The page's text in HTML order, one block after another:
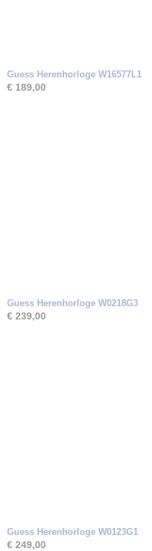
Guess Herenhorloge W16577L1
€ 189,00
Guess Herenhorloge W0218G3
€ 239,00
Guess Herenhorloge W0123G1
€ 249,00